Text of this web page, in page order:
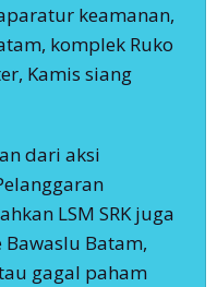
keamanan,
komplek Ruko
Kamis siang
dari aksi
LSM SRK juga
Batam,
gagal paham